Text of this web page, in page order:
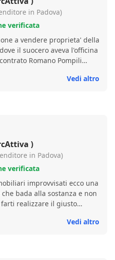
in Padova)
verificata
a vendere proprieta' della
il suocero aveva l'officina
Romano Pompili
confermare la
agli atti, tramite
non
stesso. In definitiva
visto che e' sul
Vedi altro
)
in Padova)
verificata
improvvisati ecco una
bada alla sostanza e non
realizzare il giusto
e disponibile.
si è rivelato il miglior
Vedi altro